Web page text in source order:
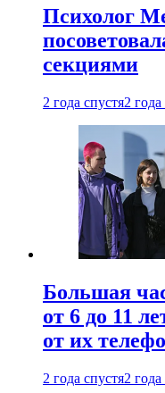
Психолог
секциями
2 года спустя2 года
Большая
от 6 до 11
от их
2 года спустя2 года